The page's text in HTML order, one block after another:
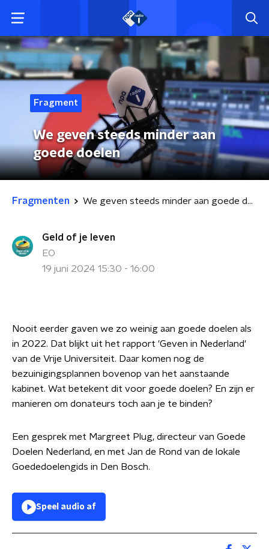
Fragment
We geven steeds minder aan
goede doelen
Fragmenten We geven steeds minder aan goede doelen
Geld of je leven
EO
19 juni 2024 15:30 - 16:00
Nooit eerder gaven we zo weinig aan goede doelen als
in 2022. Dat blijkt uit het rapport 'Geven in Nederland'
van de Vrije Universiteit. Daar komen nog de
bezuinigingsplannen bovenop van het aanstaande
kabinet. Wat betekent dit voor goede doelen? En zijn er
manieren om donateurs toch aan je te binden?
Een gesprek met Margreet Plug, directeur van Goede
Doelen Nederland, en met Jan de Rond van de lokale
Goededoelengids in Den Bosch.
Speel audio af